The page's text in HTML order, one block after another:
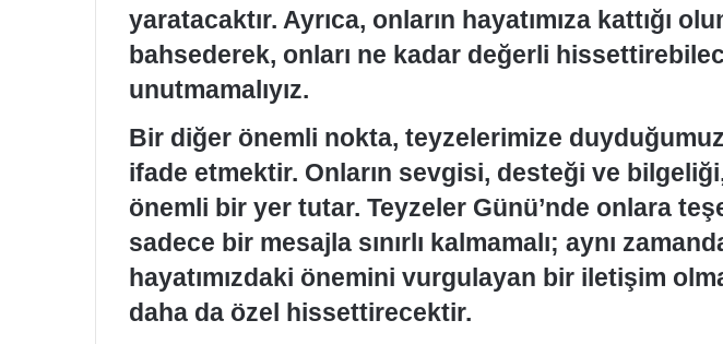
yaratacaktır. Ayrıca, onların hayatımıza kattığı
bahsederek, onları ne kadar değerli
unutmamalıyız.
Bir diğer önemli nokta, teyzelerimize duyduğumuz
ifade etmektir. Onların sevgisi, desteği ve bilgeliği,
önemli bir yer tutar. Teyzeler Günü’nde onlara
sadece bir mesajla sınırlı kalmamalı; aynı
hayatımızdaki önemini vurgulayan bir iletişim
daha da özel hissettirecektir.